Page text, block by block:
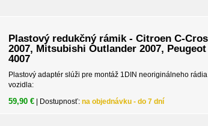
Plastový redukčný rámik - Citroen C-
2007, Mitsubishi Outlander 2007, Peugeot
4007
Plastový adaptér slúži pre montáž 1DIN neoriginálneho
vozidla:
59,90 € | Dostupnosť: na objednávku - do 7 dní